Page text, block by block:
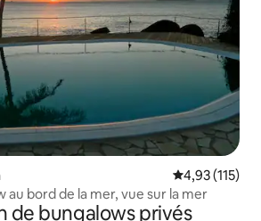
Évaluation
4,93 (115)
au bord de la mer, vue sur la mer
de bungalows privés